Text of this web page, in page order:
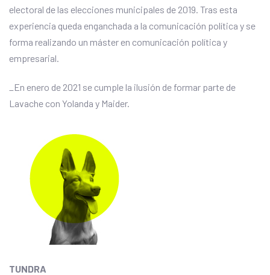
electoral de las elecciones municipales de 2019. Tras esta
experiencia queda enganchada a la comunicación política y se
forma realizando un máster en comunicación política y
empresarial.
_En enero de 2021 se cumple la ilusión de formar parte de
Lavache con Yolanda y Maider.
TUNDRA